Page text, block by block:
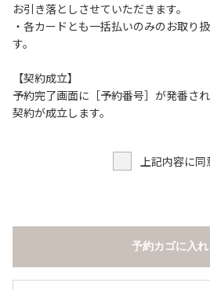
お引き落としさせていただきます。
・各カードとも一括払いのみのお取り
す。
【契約成立】
予約完了画面に［予約番号］が発番さ
契約が成立します。
上記内容に同
予約カゴに入れ